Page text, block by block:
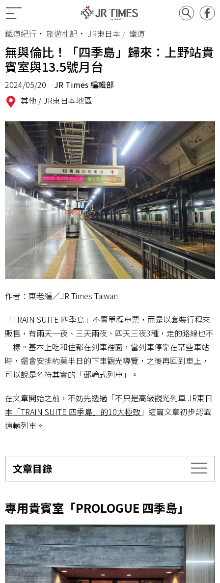
鐵道紀行 • 旅遊札記 • JR東日本 鐵道
無與倫比！「四季島」歸來：上野站貴
賓室與13.5號月台
2024/05/20
JR Times 編輯部
其他 / JR東日本地區
作者：東老編／JR Times Taiwan
「TRAIN SUITE 四季島」不賣單程車票，而是以套裝行程來
販售，有兩天一夜、三天兩夜、四天三夜3種，走的路線也不
一樣。基本上吃和住都在列車裡面，當列車停靠在某些車站
時，還會安排約莫半日的下車觀光導覽，之後再回到車上，
可以說是名符其實的「郵輪式列車」。
在文章開始之前，不妨先透過「不只是高級觀光列車 JR東日
本「TRAIN SUITE 四季島」的10大極致 」這篇文章初步認識
這輛列車。
文章目錄
專用貴賓室「PROLOGUE 四季島」